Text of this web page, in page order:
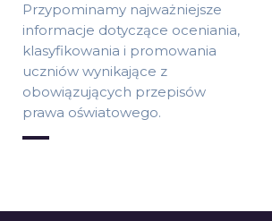
Przypominamy najważniejsze
informacje dotyczące oceniania,
klasyfikowania i promowania
uczniów wynikające z
obowiązujących przepisów
prawa oświatowego.